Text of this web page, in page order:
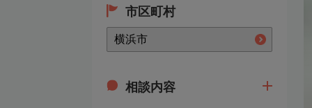
市区町村
相談内容